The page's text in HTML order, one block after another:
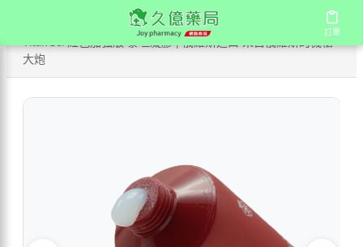
訂單
訂單
陰莖增大系列 /
TitanGel 紅色加強版 泰坦凝膠 | 俄羅斯進口 來自俄羅斯的機槍
大炮